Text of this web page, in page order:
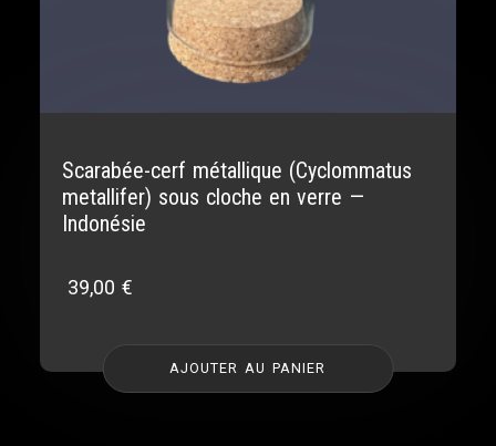
Scarabée-cerf métallique (Cyclommatus
metallifer) sous cloche en verre —
Indonésie
39,00€
AJOUTER AU PANIER